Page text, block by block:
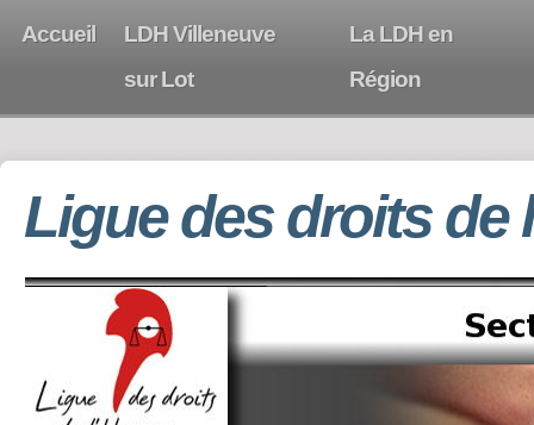
Accueil
LDH Villeneuve
sur Lot
La LDH en
Région
Ligue des droits de